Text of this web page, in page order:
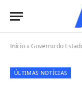
Início »Governo do Estado
ÚLTIMAS NOTÍCIAS